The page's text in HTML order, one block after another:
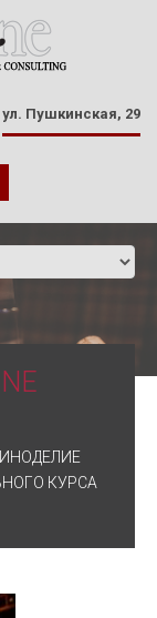
ул. Пушкинская, 29
КУРСА